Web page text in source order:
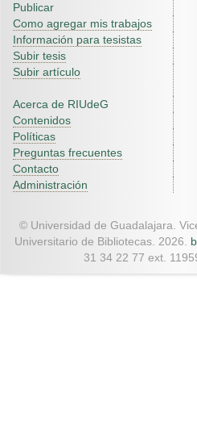
Publicar
Como agregar mis trabajos
Información para tesistas
Subir tesis
Subir artículo
Acerca de RIUdeG
Contenidos
Políticas
Preguntas frecuentes
Contacto
Administración
© Universidad de Guadalajara.
Universitario de Bibliotecas. 2026.
31 34 22 77 ext.